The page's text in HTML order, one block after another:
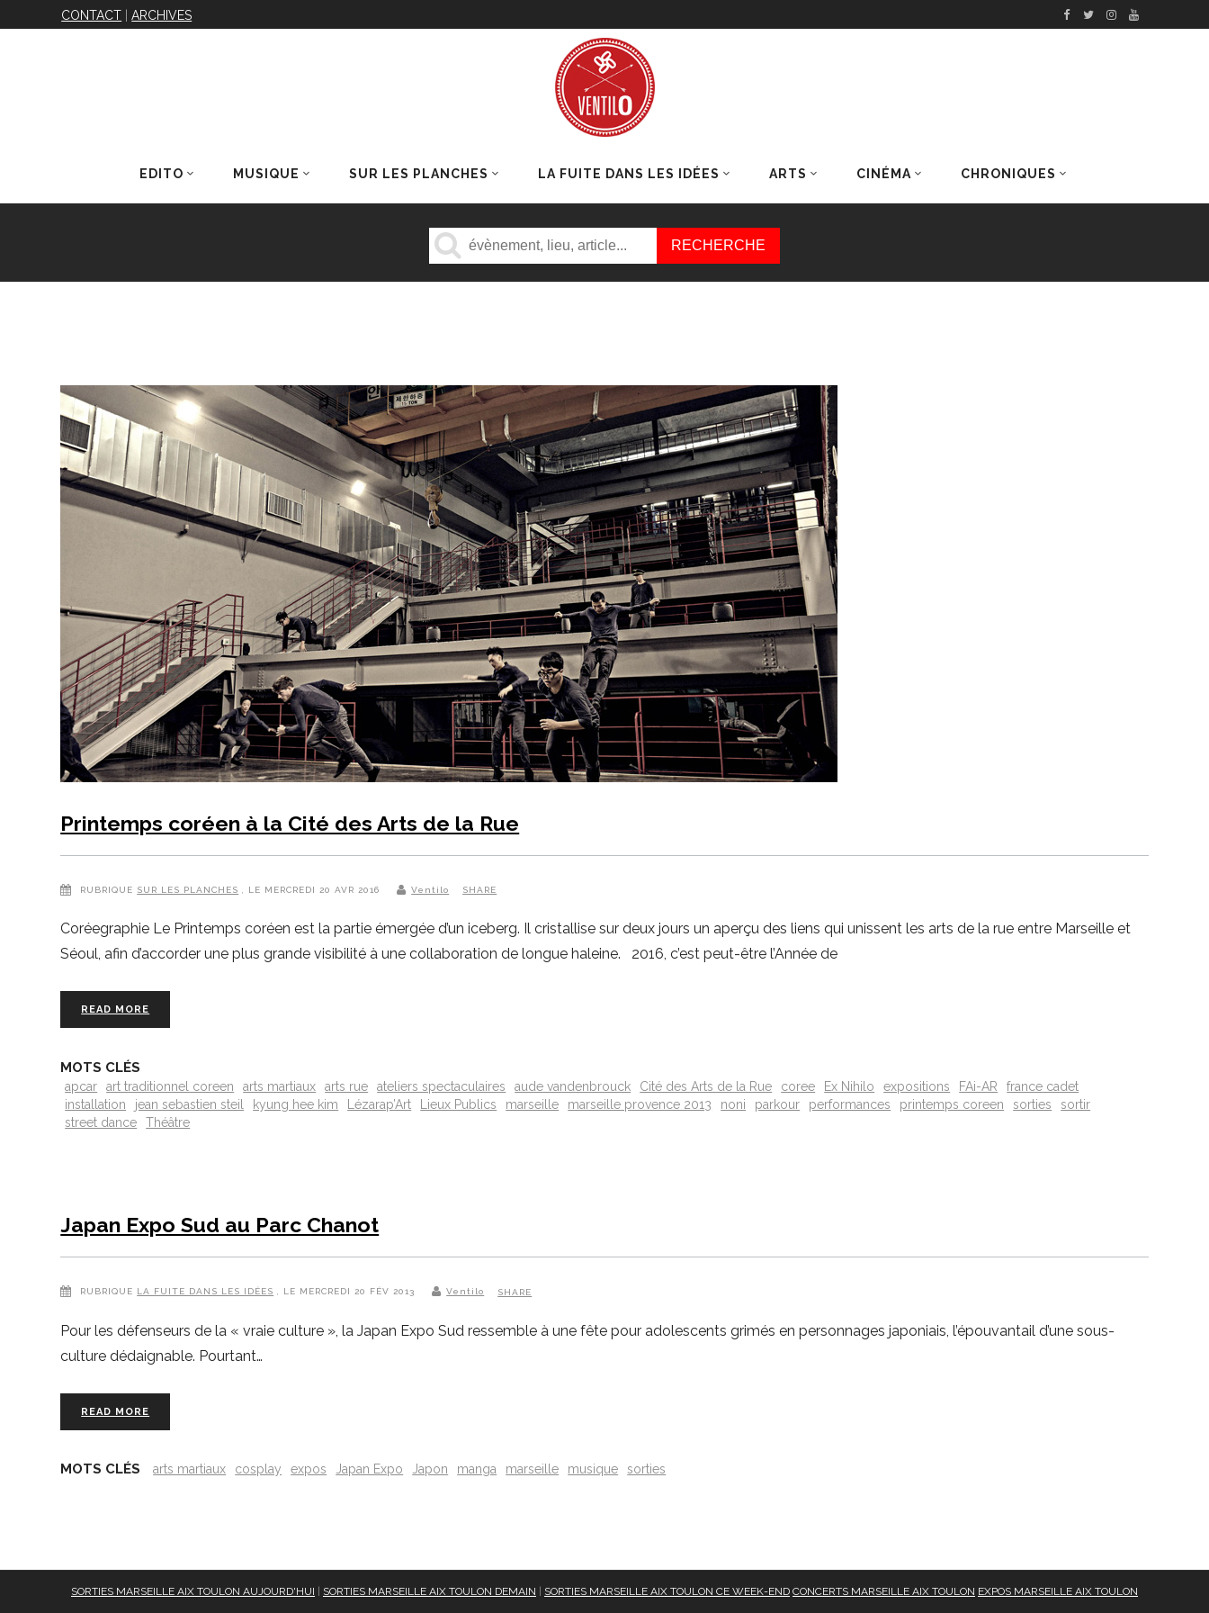
CONTACT |ARCHIVES
EDITO MUSIQUE SUR LES PLANCHES LA FUITE DANS LES IDÉES ARTS CINÉMA CHRONIQUES
DERNIERS ARTICLES
Printemps coréen à la Cité des Arts de la Rue
RUBRIQUE SUR LES PLANCHES , LE MERCREDI 20 AVR 2016 Ventilo SHARE
Coréegraphie Le Printemps coréen est la partie émergée d’un iceberg. Il cristallise sur deux jours un aperçu des liens qui unissent les arts de la rue entre Marseille et
Séoul, afin d’accorder une plus grande visibilité à une collaboration de longue haleine. 2016, c’est peut-être l’Année de
READ MORE
MOTS CLÉS
apcar art traditionnel coreen arts martiaux arts rue ateliers spectaculaires aude vandenbrouck Cité des Arts de la Rue coree Ex Nihilo expositions FAi-AR
france cadet
installation
jean sebastien steil kyung hee kim Lézarap’Art Lieux Publics marseille marseille provence 2013 noni parkour performances printemps coreen sorties
sortir
street dance
Théâtre
Japan Expo Sud au Parc Chanot
RUBRIQUE LA FUITE DANS LES IDÉES , LE MERCREDI 20 FÉV 2013 Ventilo SHARE
Pour les défenseurs de la « vraie culture », la Japan Expo Sud ressemble à une fête pour adolescents grimés en personnages japoniais, l’épouvantail d’une sous-
culture dédaignable. Pourtant…
READ MORE
MOTS CLÉS arts martiaux cosplay expos Japan Expo Japon manga marseille musique sorties
SORTIES MARSEILLE AIX TOULON AUJOURD'HUI | SORTIES MARSEILLE AIX TOULON DEMAIN | SORTIES MARSEILLE AIX TOULON CE WEEK-END CONCERTS MARSEILLE AIX TOULON EXPOS MARSEILLE AIX TOULON